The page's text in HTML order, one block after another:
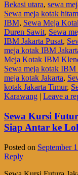
Bekasi utara, sewa
Sewa meja kotak hitam
IBM, Sewa Meja
Duren Sawit, Sewa
IBM Jakarta Pusat,
meja kotak IBM
Meja Kotak IBM
Sewa meja kotak IBM
meja kotak Jakarta,
kotak Jakarta Timur,
Karawang | Leave a
Sewa Kursi
Siap Antar ke
Posted on September
Reply